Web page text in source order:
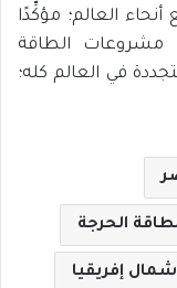
العالم؛ مؤكِّدًا
مشروعات الطاقة
في العالم كله؛
الحرجة
شمال إفريقيا